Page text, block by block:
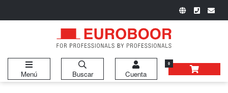
Menú Buscar Cuenta
0